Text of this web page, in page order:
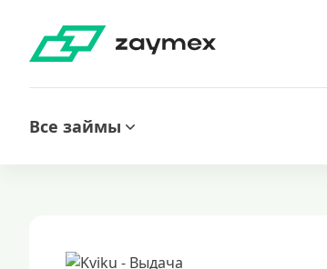
Все займы